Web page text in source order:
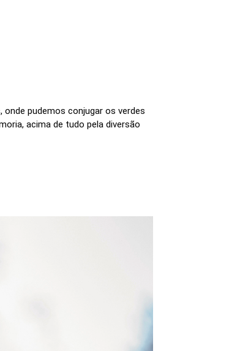
pudemos conjugar os verdes
acima de tudo pela diversão